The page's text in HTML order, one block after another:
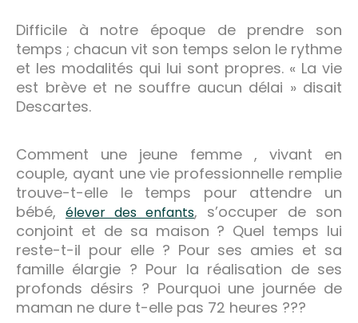
Difficile à notre époque de prendre son
temps ; chacun vit son temps selon le rythme
et les modalités qui lui sont propres. « La vie
est brève et ne souffre aucun délai » disait
Descartes.
Comment une jeune femme , vivant en
couple, ayant une vie professionnelle remplie
trouve-t-elle le temps pour attendre un
bébé, élever des enfants, s’occuper de son
conjoint et de sa maison ? Quel temps lui
reste-t-il pour elle ? Pour ses amies et sa
famille élargie ? Pour la réalisation de ses
profonds désirs ? Pourquoi une journée de
maman ne dure t-elle pas 72 heures ???